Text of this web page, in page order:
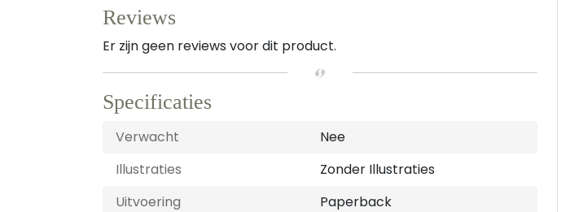
Reviews
Er zijn geen reviews voor dit product.
Specificaties
Verwacht
Nee
Illustraties
Zonder Illustraties
Uitvoering
Paperback